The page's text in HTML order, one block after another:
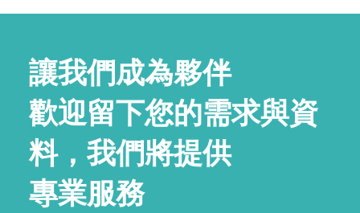
讓我們成為夥伴
歡迎留下您的需求與資
料，我們將提供
專業服務